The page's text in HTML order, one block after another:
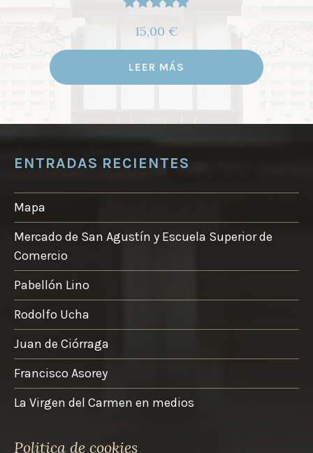
con5.00
5
15,00 €
LEER MÁS
ENTRADAS RECIENTES
Mapa
Mercado de San Agustín y Escuela Superior de
Comercio
Pabellón Lino
Rodolfo Ucha
Juan de Ciórraga
Francisco Asorey
La Virgen del Carmen en medios
Politica de cookies